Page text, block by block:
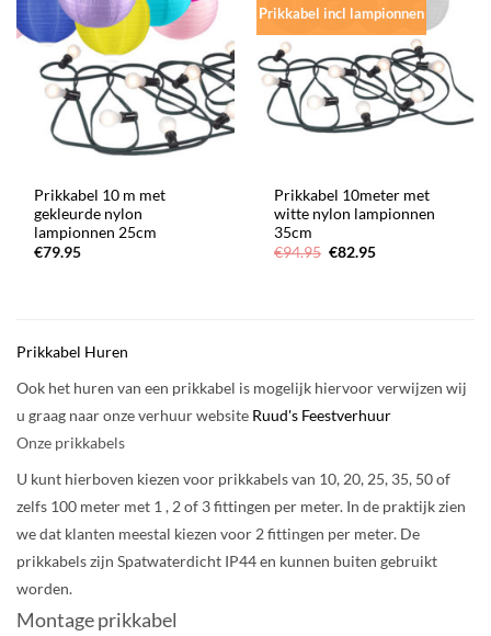
Prikkabel 10 m met
gekleurde nylon
lampionnen 25cm
€79.95
Prikkabel incl lampionnen
Prikkabel 10meter met
witte nylon lampionnen
35cm
€94.95 Oorspronkelijke
€82.95Huidige
Prikkabel Huren
Ook het huren van een prikkabel is mogelijk hiervoor verwijzen wij
u graag naar onze verhuur website Ruud's Feestverhuur
Onze prikkabels
U kunt hierboven kiezen voor prikkabels van 10, 20, 25, 35, 50 of
zelfs 100 meter met 1 , 2 of 3 fittingen per meter. In de praktijk zien
we dat klanten meestal kiezen voor 2 fittingen per meter. De
prikkabels zijn Spatwaterdicht IP44 en kunnen buiten gebruikt
worden.
Montage prikkabel